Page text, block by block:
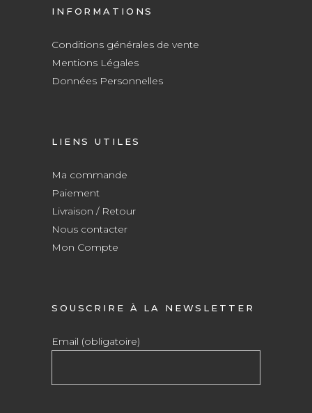
INFORMATIONS
Conditions générales de vente
Mentions Légales
Données Personnelles
LIENS UTILES
Ma commande
Paiement
Livraison / Retour
Nous contacter
Mon Compte
SOUSCRIRE À LA NEWSLETTER
Email (obligatoire)